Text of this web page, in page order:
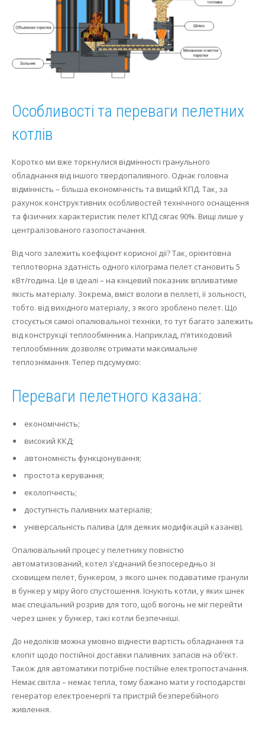
Особливості та переваги пелетних
котлів
Коротко ми вже торкнулися відмінності гранульного
обладнання від іншого твердопаливного. Однак головна
відмінність – більша економічність та вищий КПД. Так, за
рахунок конструктивних особливостей технічного оснащення
та фізичних характеристик пелет КПД сягає 90%. Вищі лише у
централізованого газопостачання.
Від чого залежить коефіцієнт корисної дії?Так, орієнтовна
теплотворна здатність одного кілограма пелет становить 5
кВт/година. Це в ідеалі – на кінцевий показник впливатиме
якість матеріалу. Зокрема, вміст вологи в пеллеті, її зольності,
тобто. від вихідного матеріалу, з якого зроблено пелет. Що
стосується самої опалювальної техніки, то тут багато залежить
від конструкції теплообмінника. Наприклад, п’ятиходовий
теплообмінник дозволяє отримати максимальне
теплознімання. Тепер підсумуємо:
Переваги пелетного казана:
економічність;
високий ККД;
автономність функціонування;
простота керування;
екологічність;
доступність паливних матеріалів;
універсальність палива (для деяких модифікацій казанів).
Опалювальний процес у пелетнику повністю
автоматизований, котел з’єднаний безпосередньо зі
сховищем пелет, бункером, з якого шнек подаватиме гранули
в бункер у міру його спустошення. Існують котли, у яких шнек
має спеціальний розрив для того, щоб вогонь не міг перейти
через шнек у бункер, такі котли безпечніші.
До недоліків можна умовно віднести вартість обладнання та
клопіт щодо постійної доставки паливних запасів на об’єкт.
Також для автоматики потрібне постійне електропостачання.
Немає світла – немає тепла, тому бажано мати у господарстві
генератор електроенергії та пристрій безперебійного
живлення.